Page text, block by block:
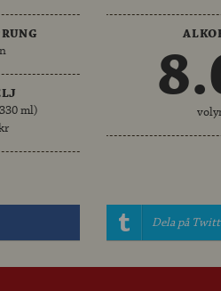
ml)
Dela på